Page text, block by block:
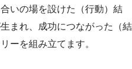
いの場を設けた（行動）結
まれ、成功につながった（結
ーを組み立てます。